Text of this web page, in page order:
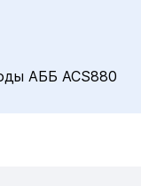
АББ ACS880